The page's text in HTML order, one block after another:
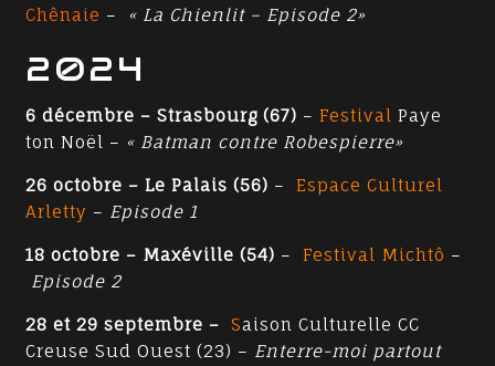
Chênaie – « La Chienlit – Episode 2»
2024
6 décembre – Strasbourg (67) – Festival Paye
ton Noël – « Batman contre Robespierre»
26 octobre – Le Palais (56) – Espace Culturel
Arletty – Episode 1
18 octobre – Maxéville (54) – Festival Michtô –
Episode 2
28 et 29 septembre – Saison Culturelle CC
Creuse Sud Ouest (23) – Enterre-moi partout